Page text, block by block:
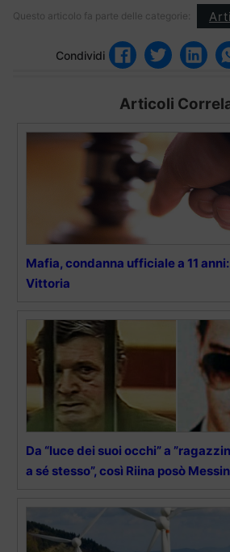
Questo articolo fa parte delle categorie:
Condividi
Articoli
Mafia, condanna ufficiale a 11
Vittoria
Da “luce dei suoi occhi” a
a sé stesso”, così Riina posò